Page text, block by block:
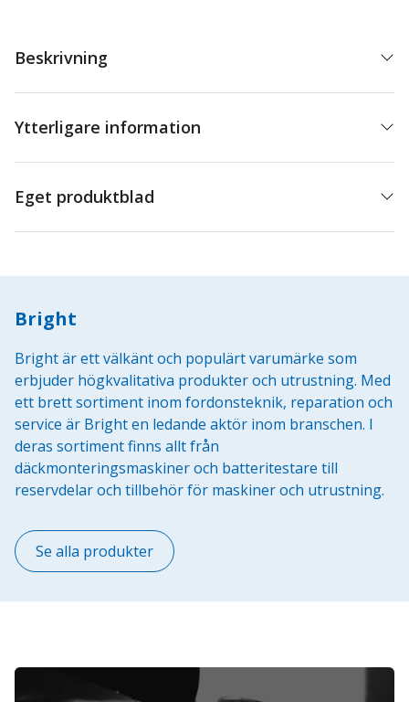
Beskrivning
Ytterligare information
Eget produktblad
Bright
Bright är ett välkänt och populärt varumärke som
erbjuder högkvalitativa produkter och utrustning. Med
ett brett sortiment inom fordonsteknik, reparation och
service är Bright en ledande aktör inom branschen. I
deras sortiment finns allt från
däckmonteringsmaskiner och batteritestare till
reservdelar och tillbehör för maskiner och utrustning.
Se alla produkter